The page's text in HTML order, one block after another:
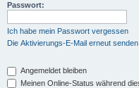
Passwort:
Ich habe mein Passwort vergessen
Die Aktivierungs-E-Mail erneut senden
Angemeldet bleiben
Meinen Online-Status während